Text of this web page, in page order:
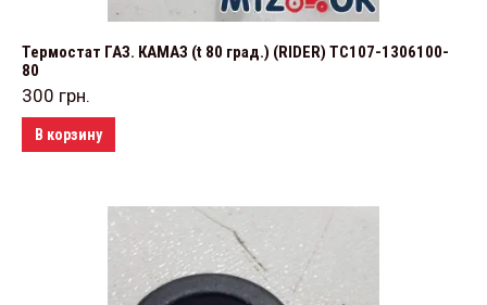
Термостат ГАЗ. КАМАЗ (t 80 град.) (RIDER) TС107-1306100-
80
300 грн.
В корзину